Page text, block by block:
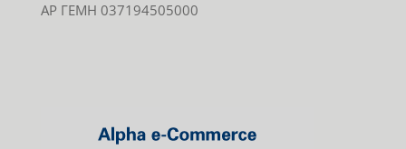
ΑΡ ΓΕΜΗ 037194505000